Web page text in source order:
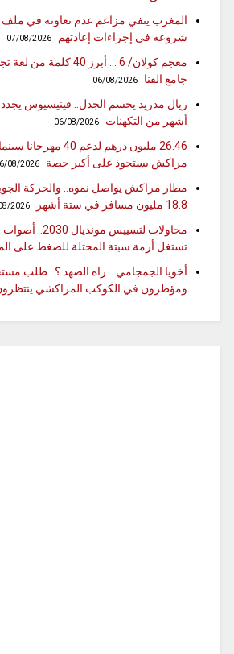
المغرب ينفي مزاعم عدم تعاونه في
شروعه في إجراءات إعادتهم
07/08/2026
معجم كولان/ 6 … أبرز 40
جامع الفنا
06/08/2026
أشهر من التكهنات
06/08/2026
26.46 مليون درهم لدعم 40
مراكش يستحوذ على أكبر حصة
08/2026
مطار مراكش يواصل نموه.. والحركة
18.8 مليون مسافر في ستة أشهر
2026
محاولات لتسييس
تستغل أزمة سبتة المحتلة للضغط على
أخويا الجمجامي .. راه الصهد ؟.. طلب
ومؤطرون في الكوكب المراكشي